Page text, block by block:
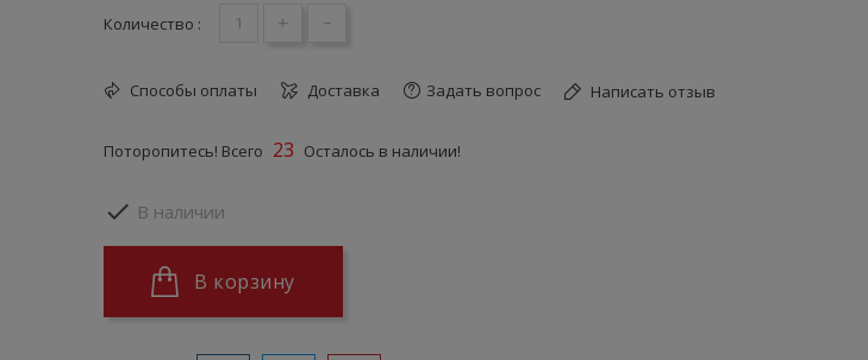
Количество : + -
Способы оплаты Доставка Задать вопрос Написать отзыв
Поторопитесь! Всего 23 Осталось в наличии!
 В наличии
В корзину